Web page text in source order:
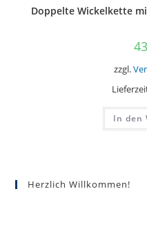
Doppelte Wickelkette
zzgl.
In den
Herzlich Willkommen!